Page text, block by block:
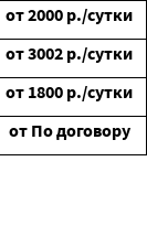
от2000 р./сутки
от3002 р./сутки
от 1800 р./сутки
от По договору